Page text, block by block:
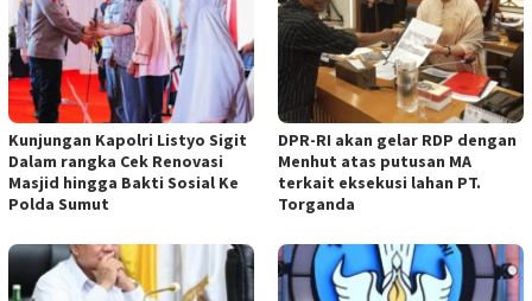
Kunjungan Kapolri Listyo Sigit
Dalam rangka Cek Renovasi
Masjid hingga Bakti Sosial Ke
Polda Sumut
DPR-RI akan gelar RDP dengan
Menhut atas putusan MA
terkait eksekusi lahan PT.
Torganda